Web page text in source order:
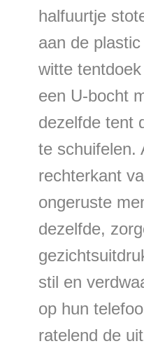
halfuurtje
aan de
witte
een U-bocht
dezelfde tent
te schuifelen.
rechterkant
ongeruste
dezelfde,
stil en
op hun
ratelend de